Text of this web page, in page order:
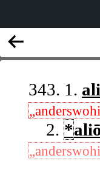
343. 1.
2. *